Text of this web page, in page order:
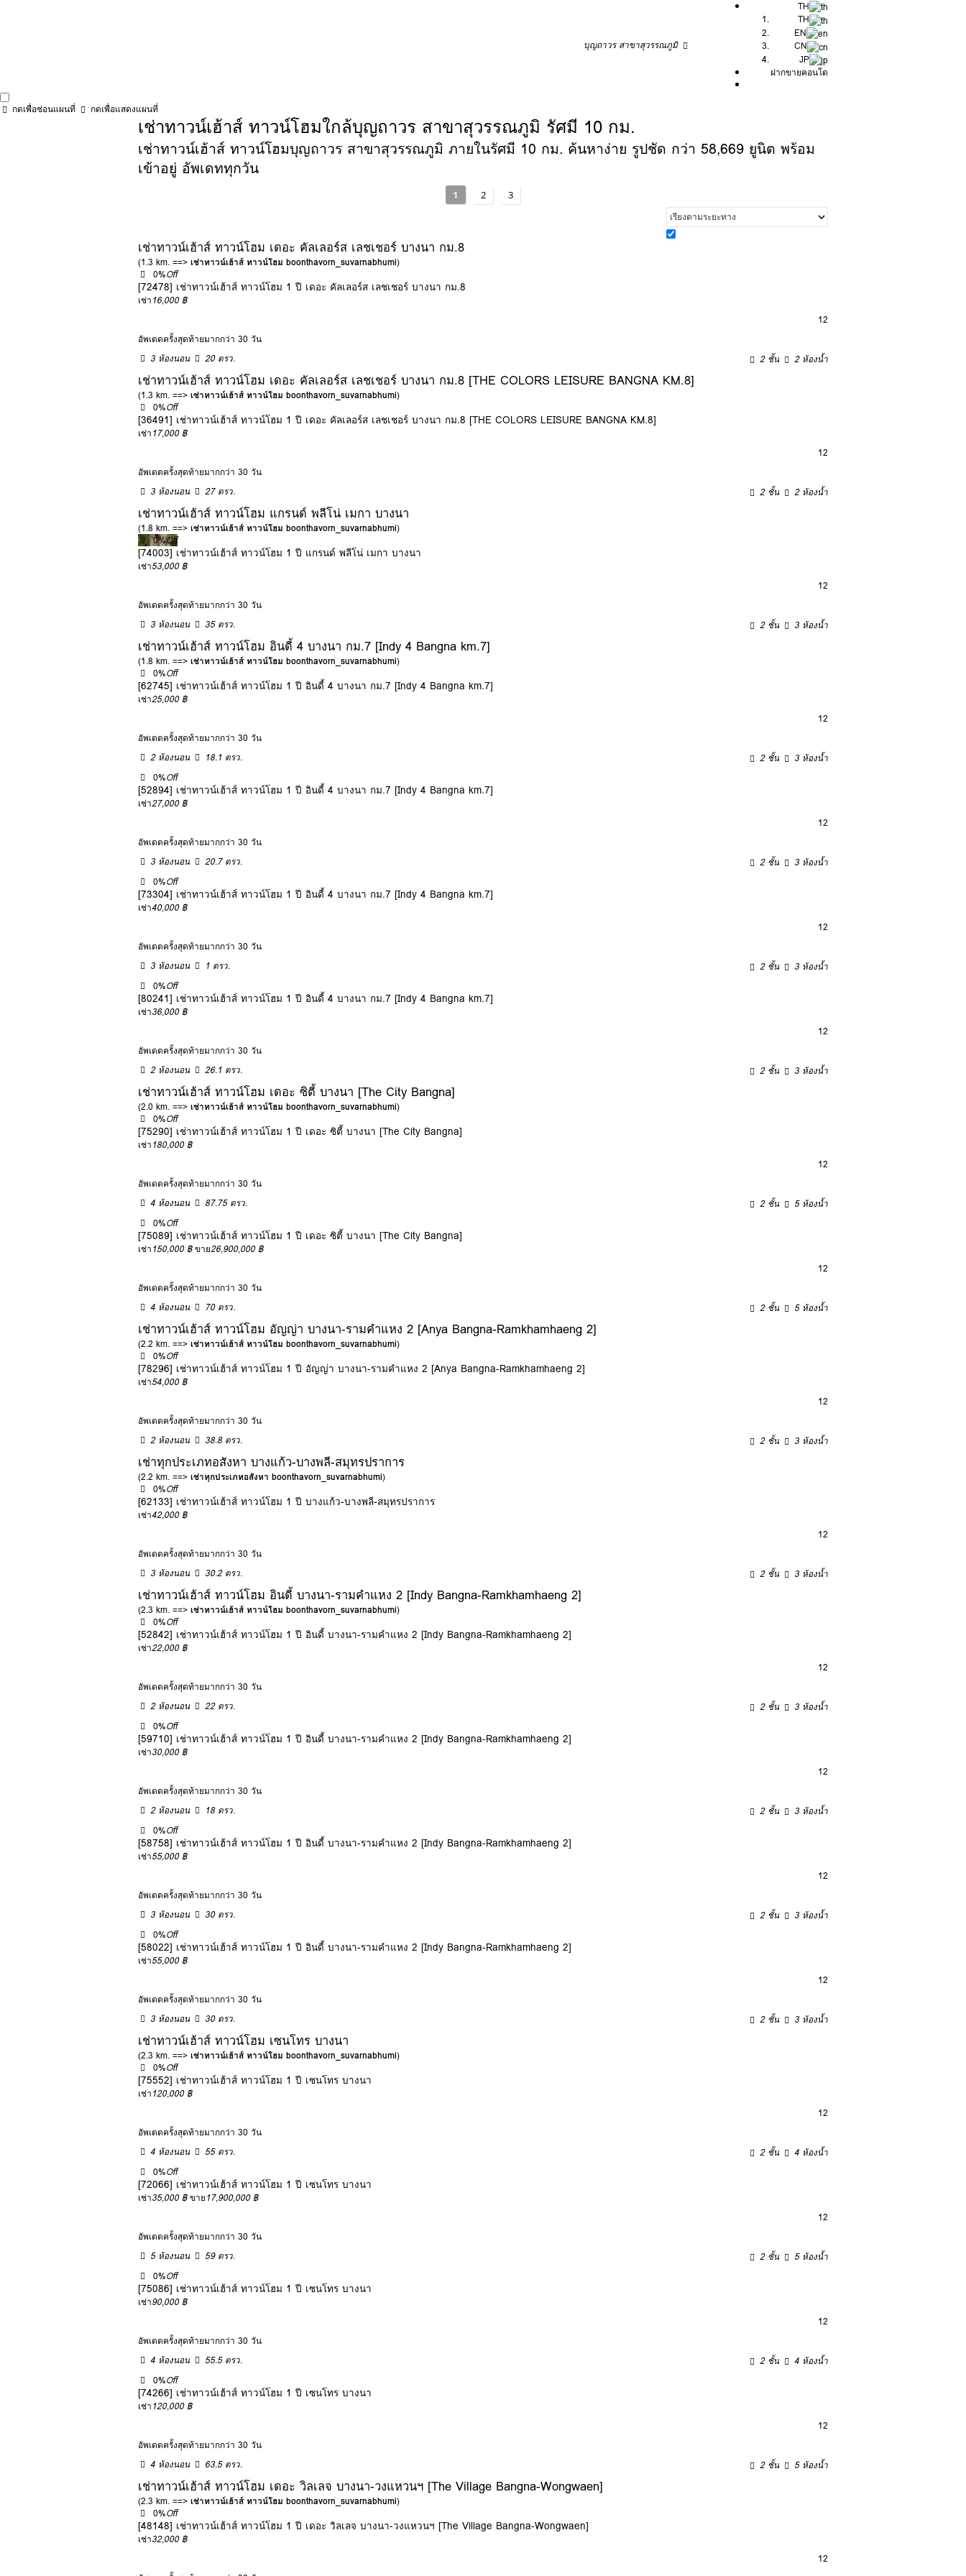
บุญถาวร สาขาสุวรรณภูมิ
TH
TH
EN
CN
JP
ฝากขายคอนโด
กดเพื่อซ่อนแผนที่ กดเพื่อแสดงแผนที่
เช่าทาวน์เฮ้าส์ ทาวน์โฮมใกล้บุญถาวร สาขาสุวรรณภูมิ รัศมี 10 กม.
เช่าทาวน์เฮ้าส์ ทาวน์โฮมบุญถาวร สาขาสุวรรณภูมิ ภายในรัศมี 10 กม. ค้นหาง่าย รูปชัด กว่า 58,669 ยูนิต พร้อม
เข้าอยู่ อัพเดททุกวัน
1 2 3
เช่าทาวน์เฮ้าส์ ทาวน์โฮม เดอะ คัลเลอร์ส เลชเชอร์ บางนา กม.8
(1.3 km. ==> เช่าทาวน์เฮ้าส์ ทาวน์โฮม boonthavorn_suvarnabhumi)
0%Off
[72478] เช่าทาวน์เฮ้าส์ ทาวน์โฮม 1 ปี เดอะ คัลเลอร์ส เลชเชอร์ บางนา กม.8
เช่า16,000 ฿
12
อัพเดตครั้งสุดท้ายมากกว่า 30 วัน
3 ห้องนอน
20 ตรว. 2 ชั้น 2 ห้องน้ำ
เช่าทาวน์เฮ้าส์ ทาวน์โฮม เดอะ คัลเลอร์ส เลชเชอร์ บางนา กม.8 [THE COLORS LEISURE BANGNA KM.8]
(1.3 km. ==> เช่าทาวน์เฮ้าส์ ทาวน์โฮม boonthavorn_suvarnabhumi)
0%Off
[36491] เช่าทาวน์เฮ้าส์ ทาวน์โฮม 1 ปี เดอะ คัลเลอร์ส เลชเชอร์ บางนา กม.8 [THE COLORS LEISURE BANGNA KM.8]
เช่า17,000 ฿
12
อัพเดตครั้งสุดท้ายมากกว่า 30 วัน
3 ห้องนอน
27 ตรว. 2 ชั้น 2 ห้องน้ำ
เช่าทาวน์เฮ้าส์ ทาวน์โฮม แกรนด์ พลีโน่ เมกา บางนา
(1.8 km. ==> เช่าทาวน์เฮ้าส์ ทาวน์โฮม boonthavorn_suvarnabhumi)
0%Off
[74003] เช่าทาวน์เฮ้าส์ ทาวน์โฮม 1 ปี แกรนด์ พลีโน่ เมกา บางนา
เช่า53,000 ฿
12
อัพเดตครั้งสุดท้ายมากกว่า 30 วัน
3 ห้องนอน
35 ตรว. 2 ชั้น 3 ห้องน้ำ
เช่าทาวน์เฮ้าส์ ทาวน์โฮม อินดี้ 4 บางนา กม.7 [Indy 4 Bangna km.7]
(1.8 km. ==> เช่าทาวน์เฮ้าส์ ทาวน์โฮม boonthavorn_suvarnabhumi)
0%Off
[62745] เช่าทาวน์เฮ้าส์ ทาวน์โฮม 1 ปี อินดี้ 4 บางนา กม.7 [Indy 4 Bangna km.7]
เช่า25,000 ฿
12
อัพเดตครั้งสุดท้ายมากกว่า 30 วัน
2 ห้องนอน
18.1 ตรว. 2 ชั้น
3 ห้องน้ำ
0%Off
[52894] เช่าทาวน์เฮ้าส์ ทาวน์โฮม 1 ปี อินดี้ 4 บางนา กม.7 [Indy 4 Bangna km.7]
เช่า27,000 ฿
12
อัพเดตครั้งสุดท้ายมากกว่า 30 วัน
3 ห้องนอน
20.7 ตรว. 2 ชั้น
3 ห้องน้ำ
0%Off
[73304] เช่าทาวน์เฮ้าส์ ทาวน์โฮม 1 ปี อินดี้ 4 บางนา กม.7 [Indy 4 Bangna km.7]
เช่า40,000 ฿
12
อัพเดตครั้งสุดท้ายมากกว่า 30 วัน
3 ห้องนอน
1 ตรว. 2 ชั้น
3 ห้องน้ำ
0%Off
[80241] เช่าทาวน์เฮ้าส์ ทาวน์โฮม 1 ปี อินดี้ 4 บางนา กม.7 [Indy 4 Bangna km.7]
เช่า36,000 ฿
12
อัพเดตครั้งสุดท้ายมากกว่า 30 วัน
2 ห้องนอน
26.1 ตรว. 2 ชั้น 3 ห้องน้ำ
เช่าทาวน์เฮ้าส์ ทาวน์โฮม เดอะ ซิตี้ บางนา [The City Bangna]
(2.0 km. ==> เช่าทาวน์เฮ้าส์ ทาวน์โฮม boonthavorn_suvarnabhumi)
0%Off
[75290] เช่าทาวน์เฮ้าส์ ทาวน์โฮม 1 ปี เดอะ ซิตี้ บางนา [The City Bangna]
เช่า180,000 ฿
12
อัพเดตครั้งสุดท้ายมากกว่า 30 วัน
4 ห้องนอน
87.75 ตรว. 2 ชั้น
5 ห้องน้ำ
0%Off
[75089] เช่าทาวน์เฮ้าส์ ทาวน์โฮม 1 ปี เดอะ ซิตี้ บางนา [The City Bangna]
เช่า150,000 ฿ ขาย26,900,000 ฿
12
อัพเดตครั้งสุดท้ายมากกว่า 30 วัน
4 ห้องนอน
70 ตรว. 2 ชั้น 5 ห้องน้ำ
เช่าทาวน์เฮ้าส์ ทาวน์โฮม อัญญ่า บางนา-รามคำแหง 2 [Anya Bangna-Ramkhamhaeng 2]
(2.2 km. ==> เช่าทาวน์เฮ้าส์ ทาวน์โฮม boonthavorn_suvarnabhumi)
0%Off
[78296] เช่าทาวน์เฮ้าส์ ทาวน์โฮม 1 ปี อัญญ่า บางนา-รามคำแหง 2 [Anya Bangna-Ramkhamhaeng 2]
เช่า54,000 ฿
12
อัพเดตครั้งสุดท้ายมากกว่า 30 วัน
2 ห้องนอน
38.8 ตรว. 2 ชั้น 3 ห้องน้ำ
เช่าทุกประเภทอสังหา บางแก้ว-บางพลี-สมุทรปราการ
(2.2 km. ==> เช่าทุกประเภทอสังหา boonthavorn_suvarnabhumi)
0%Off
[62133] เช่าทาวน์เฮ้าส์ ทาวน์โฮม 1 ปี บางแก้ว-บางพลี-สมุทรปราการ
เช่า42,000 ฿
12
อัพเดตครั้งสุดท้ายมากกว่า 30 วัน
3 ห้องนอน
30.2 ตรว. 2 ชั้น 3 ห้องน้ำ
เช่าทาวน์เฮ้าส์ ทาวน์โฮม อินดี้ บางนา-รามคำแหง 2 [Indy Bangna-Ramkhamhaeng 2]
(2.3 km. ==> เช่าทาวน์เฮ้าส์ ทาวน์โฮม boonthavorn_suvarnabhumi)
0%Off
[52842] เช่าทาวน์เฮ้าส์ ทาวน์โฮม 1 ปี อินดี้ บางนา-รามคำแหง 2 [Indy Bangna-Ramkhamhaeng 2]
เช่า22,000 ฿
12
อัพเดตครั้งสุดท้ายมากกว่า 30 วัน
2 ห้องนอน
22 ตรว. 2 ชั้น
3 ห้องน้ำ
0%Off
[59710] เช่าทาวน์เฮ้าส์ ทาวน์โฮม 1 ปี อินดี้ บางนา-รามคำแหง 2 [Indy Bangna-Ramkhamhaeng 2]
เช่า30,000 ฿
12
อัพเดตครั้งสุดท้ายมากกว่า 30 วัน
2 ห้องนอน
18 ตรว. 2 ชั้น
3 ห้องน้ำ
0%Off
[58758] เช่าทาวน์เฮ้าส์ ทาวน์โฮม 1 ปี อินดี้ บางนา-รามคำแหง 2 [Indy Bangna-Ramkhamhaeng 2]
เช่า55,000 ฿
12
อัพเดตครั้งสุดท้ายมากกว่า 30 วัน
3 ห้องนอน
30 ตรว. 2 ชั้น
3 ห้องน้ำ
0%Off
[58022] เช่าทาวน์เฮ้าส์ ทาวน์โฮม 1 ปี อินดี้ บางนา-รามคำแหง 2 [Indy Bangna-Ramkhamhaeng 2]
เช่า55,000 ฿
12
อัพเดตครั้งสุดท้ายมากกว่า 30 วัน
3 ห้องนอน
30 ตรว. 2 ชั้น 3 ห้องน้ำ
เช่าทาวน์เฮ้าส์ ทาวน์โฮม เซนโทร บางนา
(2.3 km. ==> เช่าทาวน์เฮ้าส์ ทาวน์โฮม boonthavorn_suvarnabhumi)
0%Off
[75552] เช่าทาวน์เฮ้าส์ ทาวน์โฮม 1 ปี เซนโทร บางนา
เช่า120,000 ฿
12
อัพเดตครั้งสุดท้ายมากกว่า 30 วัน
4 ห้องนอน
55 ตรว. 2 ชั้น
4 ห้องน้ำ
0%Off
[72066] เช่าทาวน์เฮ้าส์ ทาวน์โฮม 1 ปี เซนโทร บางนา
เช่า35,000 ฿ ขาย17,900,000 ฿
12
อัพเดตครั้งสุดท้ายมากกว่า 30 วัน
5 ห้องนอน
59 ตรว. 2 ชั้น
5 ห้องน้ำ
0%Off
[75086] เช่าทาวน์เฮ้าส์ ทาวน์โฮม 1 ปี เซนโทร บางนา
เช่า90,000 ฿
12
อัพเดตครั้งสุดท้ายมากกว่า 30 วัน
4 ห้องนอน
55.5 ตรว. 2 ชั้น
4 ห้องน้ำ
0%Off
[74266] เช่าทาวน์เฮ้าส์ ทาวน์โฮม 1 ปี เซนโทร บางนา
เช่า120,000 ฿
12
อัพเดตครั้งสุดท้ายมากกว่า 30 วัน
4 ห้องนอน
63.5 ตรว. 2 ชั้น 5 ห้องน้ำ
เช่าทาวน์เฮ้าส์ ทาวน์โฮม เดอะ วิลเลจ บางนา-วงแหวนฯ [The Village Bangna-Wongwaen]
(2.3 km. ==> เช่าทาวน์เฮ้าส์ ทาวน์โฮม boonthavorn_suvarnabhumi)
0%Off
[48148] เช่าทาวน์เฮ้าส์ ทาวน์โฮม 1 ปี เดอะ วิลเลจ บางนา-วงแหวนฯ [The Village Bangna-Wongwaen]
เช่า32,000 ฿
12